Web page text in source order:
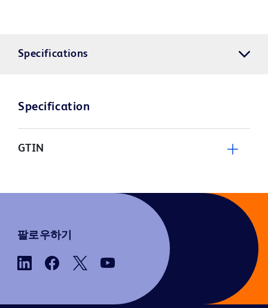
Specifications
Specification
GTIN
팔로우하기